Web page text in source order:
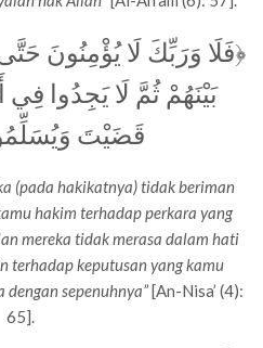
﴿فَلَا وَرَبِّكَ لَا يُؤْمِنُونَ
بَيْنَهُمْ ثُمَّ لَا يَجِدُوا
قَضَيْتَ
(pada hakikatnya) tidak beriman
hakim terhadap perkara yang
mereka tidak merasa dalam hati
terhadap keputusan yang kamu
sepenuhnya”[An-Nisa’ (4):
65].